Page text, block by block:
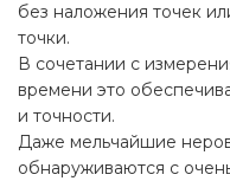
без наложения точек
точки.
В сочетании с
времени это
и точности.
Даже мельчайшие
обнаруживаются с